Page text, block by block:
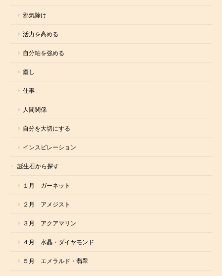
邪気除け
活力を高める
自分軸を強める
癒し
仕事
人間関係
自分を大切にする
インスピレーション
誕生石から探す
１月 ガーネット
２月 アメジスト
３月 アクアマリン
４月 水晶・ダイヤモンド
５月 エメラルド・翡翠